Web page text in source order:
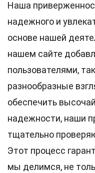
Наша
надежного и
основе нашей
нашем сайте
пользователями,
разнообразные
обеспечить
надежности, наши
тщательно
Этот процесс
мы делимся, не